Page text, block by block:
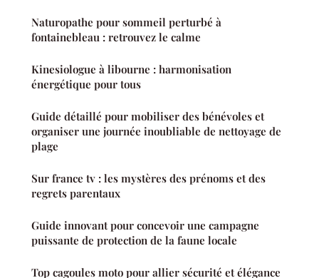
Naturopathe pour sommeil perturbé à
fontainebleau : retrouvez le calme
Kinesiologue à libourne : harmonisation
énergétique pour tous
Guide détaillé pour mobiliser des bénévoles et
organiser une journée inoubliable de nettoyage de
plage
Sur france tv : les mystères des prénoms et des
regrets parentaux
Guide innovant pour concevoir une campagne
puissante de protection de la faune locale
Top cagoules moto pour allier sécurité et élégance